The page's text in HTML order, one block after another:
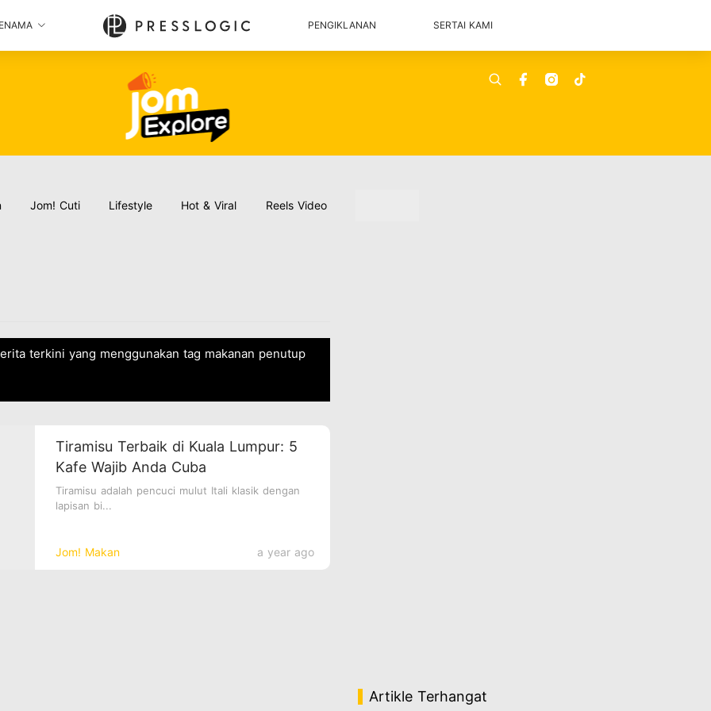
PENGIKLANAN SERTAI KAMI
Jom! Cuti Lifestyle Hot & Viral Reels Video
terkini yang menggunakan tag makanan penutup
Jom! Makan a year ago
Tiramisu Terbaik di Kuala Lumpur: 5
Kafe Wajib Anda Cuba
Tiramisu adalah pencuci mulut Itali klasik dengan
lapisan bi...
Artikle Terhangat